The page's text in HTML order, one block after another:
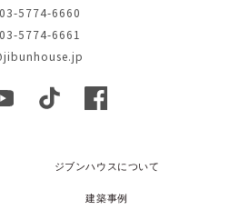
5774-6660
5774-6661
ジブンハウスについて
建築事例